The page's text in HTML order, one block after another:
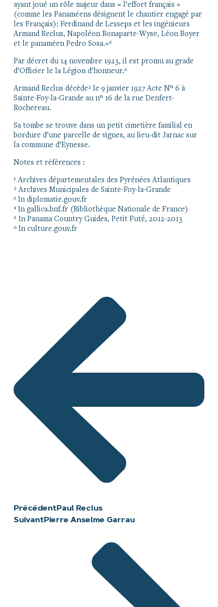
PrécédentPaul Reclus
SuivantPierre Anselme Garrau
ayant joué un rôle majeur dans « l’effort français »
(comme les Panaméens désignent le chantier engagé par
les Français): Ferdinand de Lesseps et les ingénieurs
Armand Reclus, Napoléon Bonaparte-Wyse, Léon Boyer
et le panaméen Pedro Sosa.»⁵
Par décret du 14 novembre 1923, il est promu au grade
d’Officier le la Légion d’honneur.⁶
Armand Reclus décède² le 9 janvier 1927 Acte N° 6 à
Sainte-Foy-la-Grande au n° 16 de la rue Denfert-
Rochereau.
Sa tombe se trouve dans un petit cimetière familial en
bordure d’une parcelle de vignes, au lieu-dit Jarnac sur
la commune d’Eynesse.
Notes et références :
¹ Archives départementales des Pyrénées Atlantiques
² Archives Municipales de Sainte-Foy-la-Grande
³ In diplomatie.gouv.fr
⁴ In gallica.bnf.fr (Bibliothèque Nationale de France)
⁵ In Panama Country Guides, Petit Futé, 2012-2013
⁶ In culture.gouv.fr